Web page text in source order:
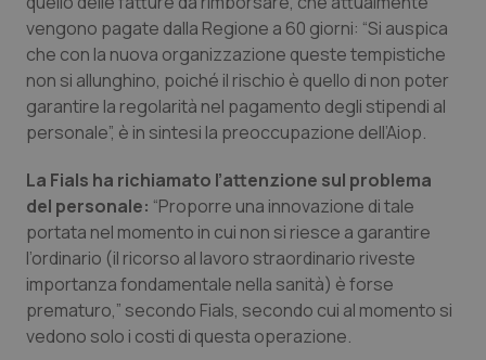
Provincia Autonoma di Bolzano
Provincia Autonoma di Trento
Puglia
Sardegna
Sicilia
Toscana
Umbria
Infezioni & Febbre
Ipertensione & Scompenso
Malattie rare
Malattia di Crohn & Rettocolite Ulcerosa
Neuroscienze & patologie neurodegenerative
Obesità
Oftalmologia
vengono pagate dalla Regione a 60 giorni: “Si auspica
che con la nuova organizzazione queste tempistiche
non si allunghino, poiché il rischio è quello di non poter
garantire la regolarità nel pagamento degli stipendi al
personale”, è in sintesi la preoccupazione dell’Aiop.
La Fials ha richiamato l’attenzione sul problema
del personale: “Proporre una innovazione di tale
portata nel momento in cui non si riesce a garantire
l’ordinario (il ricorso al lavoro straordinario riveste
importanza fondamentale nella sanità) è forse
prematuro,” secondo Fials, secondo cui al momento si
vedono solo i costi di questa operazione.